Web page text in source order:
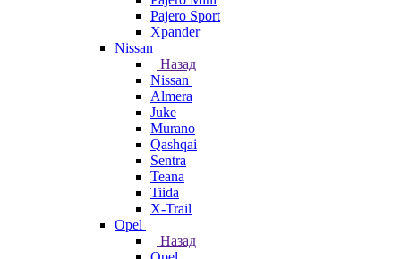
Pajero Sport
Xpander
Nissan
Назад
Nissan
Almera
Juke
Murano
Qashqai
Sentra
Teana
Tiida
X-Trail
Opel
Назад